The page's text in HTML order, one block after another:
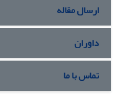
ارسال مقاله
داوران
تماس با ما